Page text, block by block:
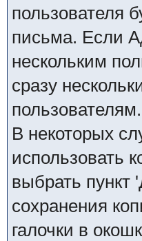
пользователя
письма. Если
нескольким
сразу
пользователям.
В некоторых
использовать
выбрать пункт
сохранения
галочки в